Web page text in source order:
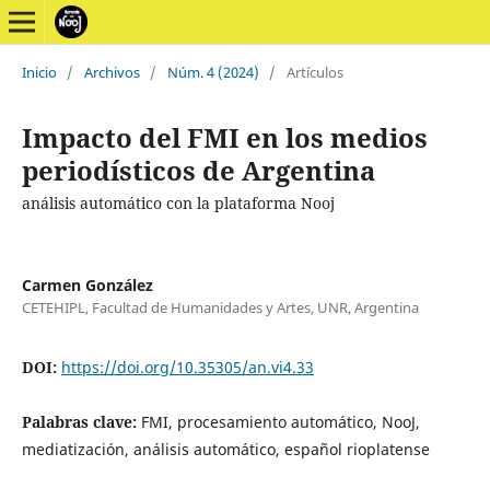
Inicio / Archivos / Núm. 4 (2024) / Artículos
Impacto del FMI en los medios
periodísticos de Argentina
análisis automático con la plataforma Nooj
Carmen González
CETEHIPL, Facultad de Humanidades y Artes, UNR, Argentina
DOI: https://doi.org/10.35305/an.vi4.33
Palabras clave: FMI, procesamiento automático, NooJ,
mediatización, análisis automático, español rioplatense